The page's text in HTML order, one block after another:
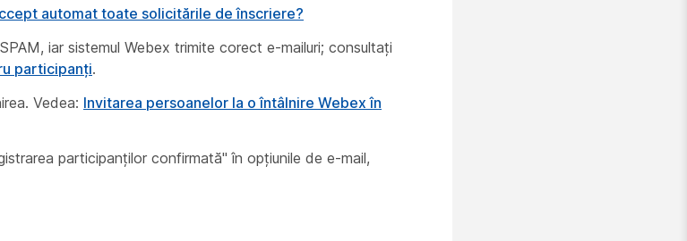
automat toate solicitările de înscriere?
iar sistemul Webex trimite corect e-mailuri; consultați
participanți.
Vedea: Invitarea persoanelor la o întâlnire Webex în
participanților confirmată" în opțiunile de e-mail,